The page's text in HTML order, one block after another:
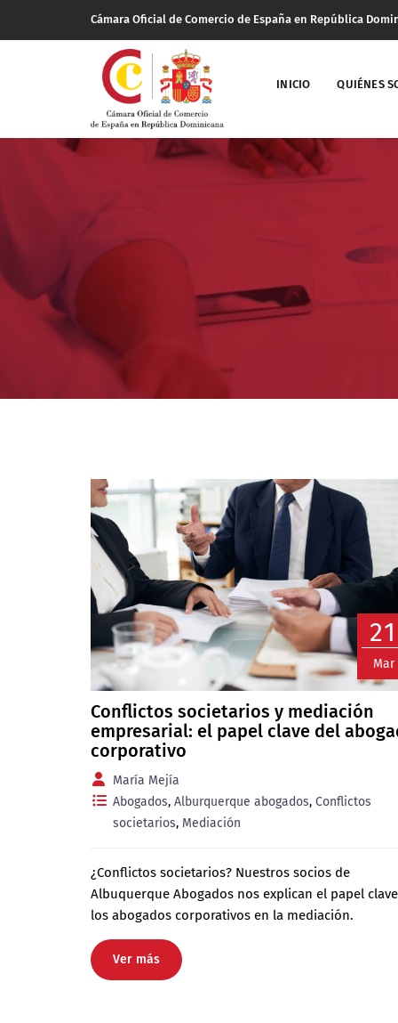
Cámara Oficial de Comercio de España en República
INICIO QUIÉNES
21
Mar
Conflictos societarios y mediación
empresarial: el papel clave del
corporativo
María Mejía
Abogados, Alburquerque abogados, Conflictos
societarios, Mediación
¿Conflictos societarios? Nuestros socios de
Albuquerque Abogados nos explican el papel
los abogados corporativos en la mediación.
Ver más